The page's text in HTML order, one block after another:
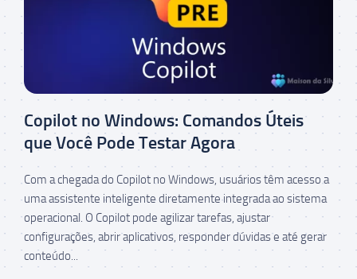
Copilot no Windows: Comandos Úteis
que Você Pode Testar Agora
Com a chegada do Copilot no Windows, usuários têm acesso a
uma assistente inteligente diretamente integrada ao sistema
operacional. O Copilot pode agilizar tarefas, ajustar
configurações, abrir aplicativos, responder dúvidas e até gerar
conteúdo...